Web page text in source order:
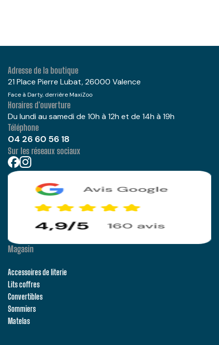
Adresse de la boutique
21 Place Pierre Lubat, 26000 Valence
Face à Darty, derrière MaxiZoo
Horaires d'ouverture
Du lundi au samedi de 10h à 12h et de 14h à 19h
Téléphone
04 26 60 56 18
Sur les réseaux sociaux
Magasin
Accessoires de literie
Lits coffres
Convertibles
Sommiers
Matelas